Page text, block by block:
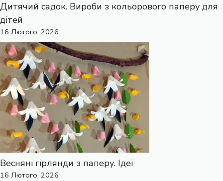
Дитячий садок. Вироби з кольорового паперу для
дітей
16 Лютого, 2026
Весняні гірлянди з паперу. Ідеї
16 Лютого, 2026